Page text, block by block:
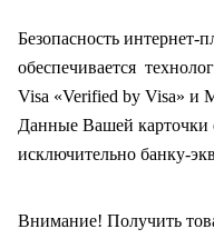
Безопасность интернет-
обеспечивается
Visa «Verified by Visa» и
Данные Вашей карточки
исключительно банку-
Внимание! Получить